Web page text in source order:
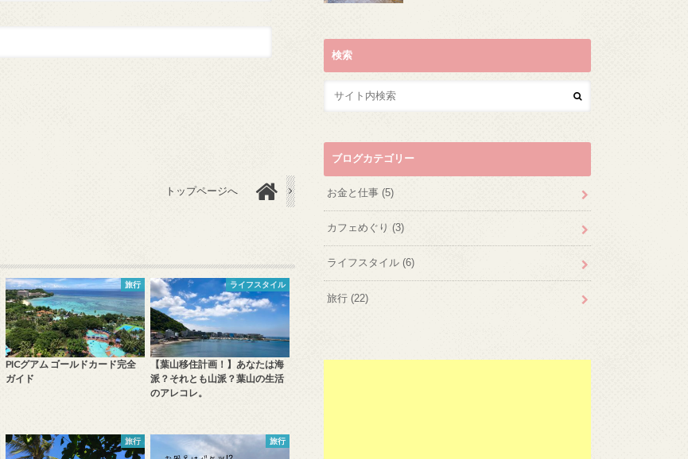
トップページへ
旅行
PICグアム ゴールドカード完全
ガイド
ライフスタイル
【葉山移住計画！】あなたは海
派？それとも山派？葉山の生活
のアレコレ。
旅行 旅行
検索
ブログカテゴリー
お金と仕事 (5)
カフェめぐり (3)
ライフスタイル (6)
旅行 (22)